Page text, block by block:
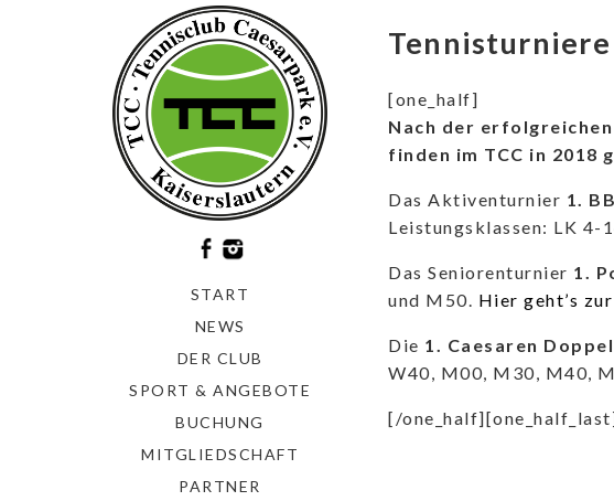
START
NEWS
DER CLUB
SPORT & ANGEBOTE
BUCHUNG
MITGLIEDSCHAFT
PARTNER
Tennisturniere
[one_half]
Nach der
finden im TCC in 2018
Das Aktiventurnier 1.
Leistungsklassen: LK 4-
Das Seniorenturnier 1.
und M50. Hier geht’s
Die 1. Caesaren
W40, M00, M30, M40,
[/